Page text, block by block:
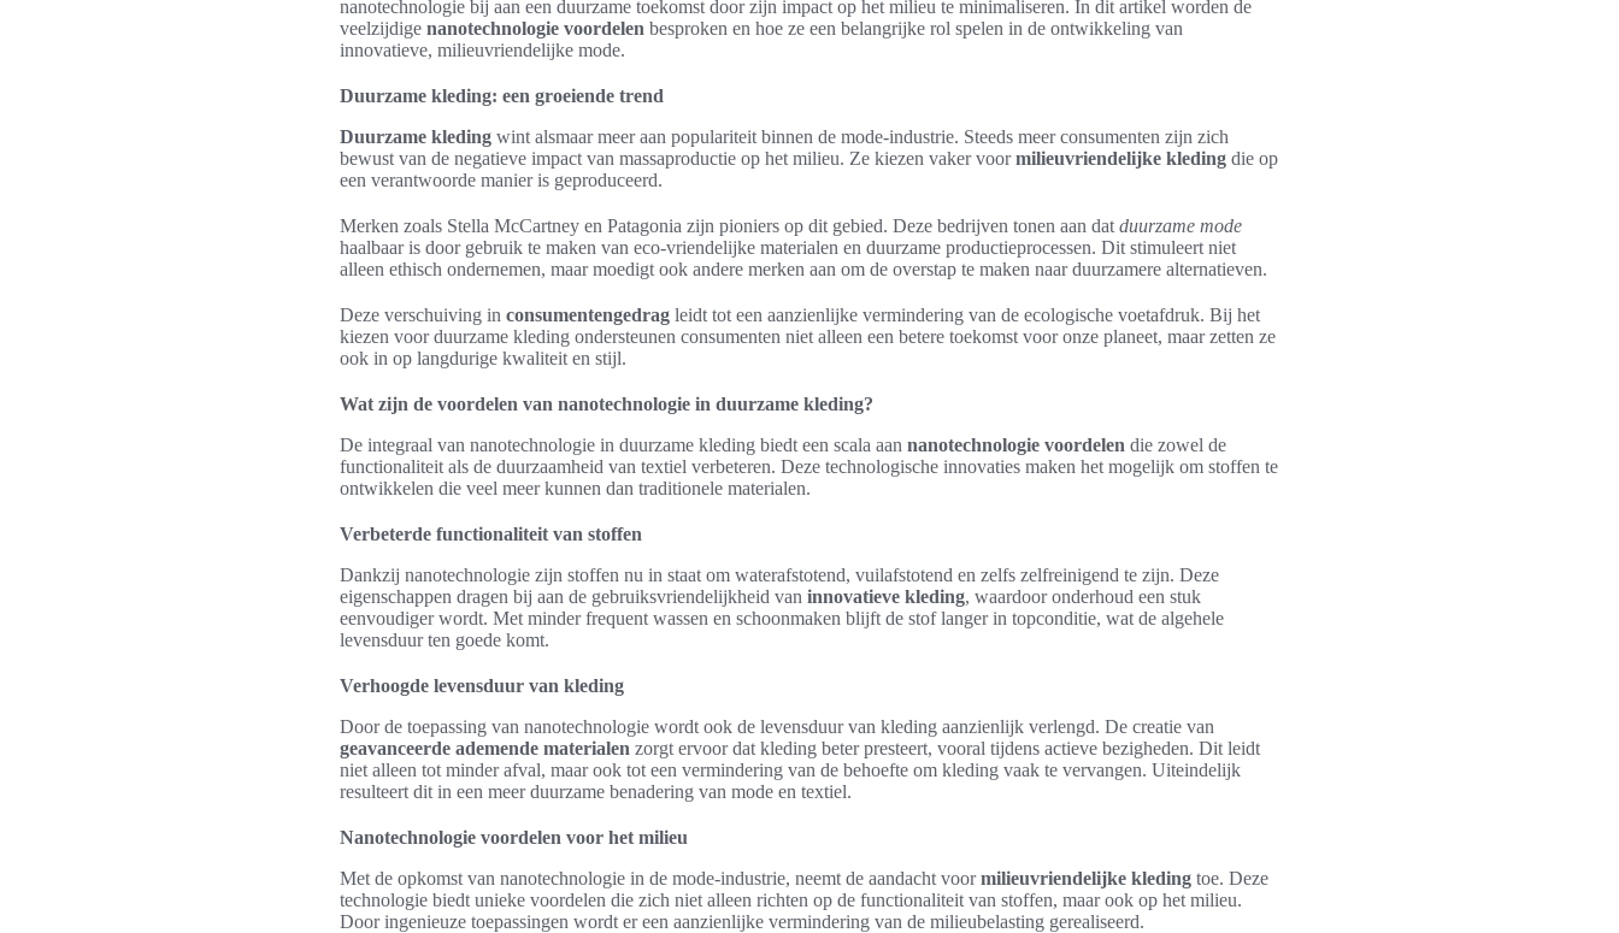
nanotechnologie bij aan een duurzame toekomst door zijn impact op het milieu te minimaliseren. In dit artikel worden de
veelzijdige nanotechnologie voordelen besproken en hoe ze een belangrijke rol spelen in de ontwikkeling van
innovatieve, milieuvriendelijke mode.
Duurzame kleding: een groeiende trend
Duurzame kleding wint alsmaar meer aan populariteit binnen de mode-industrie. Steeds meer consumenten zijn zich
bewust van de negatieve impact van massaproductie op het milieu. Ze kiezen vaker voormilieuvriendelijke kleding die op
een verantwoorde manier is geproduceerd.
Merken zoals Stella McCartney en Patagonia zijn pioniers op dit gebied. Deze bedrijven tonen aan dat duurzame mode
haalbaar is door gebruik te maken van eco-vriendelijke materialen en duurzame productieprocessen. Dit stimuleert niet
alleen ethisch ondernemen, maar moedigt ook andere merken aan om de overstap te maken naar duurzamere alternatieven.
Deze verschuiving in consumentengedrag leidt tot een aanzienlijke vermindering van de ecologische voetafdruk. Bij het
kiezen voor duurzame kleding ondersteunen consumenten niet alleen een betere toekomst voor onze planeet, maar zetten ze
ook in op langdurige kwaliteit en stijl.
Wat zijn de voordelen van nanotechnologie in duurzame kleding?
De integraal van nanotechnologie in duurzame kleding biedt een scala aan nanotechnologie voordelen die zowel de
functionaliteit als de duurzaamheid van textiel verbeteren. Deze technologische innovaties maken het mogelijk om stoffen te
ontwikkelen die veel meer kunnen dan traditionele materialen.
Verbeterde functionaliteit van stoffen
Dankzij nanotechnologie zijn stoffen nu in staat om waterafstotend, vuilafstotend en zelfs zelfreinigend te zijn. Deze
eigenschappen dragen bij aan de gebruiksvriendelijkheid van innovatieve kleding, waardoor onderhoud een stuk
eenvoudiger wordt. Met minder frequent wassen en schoonmaken blijft de stof langer in topconditie, wat de algehele
levensduur ten goede komt.
Verhoogde levensduur van kleding
Door de toepassing van nanotechnologie wordt ook de levensduur van kleding aanzienlijk verlengd. De creatie van
geavanceerde ademende materialen zorgt ervoor dat kleding beter presteert, vooral tijdens actieve bezigheden. Dit leidt
niet alleen tot minder afval, maar ook tot een vermindering van de behoefte om kleding vaak te vervangen. Uiteindelijk
resulteert dit in een meer duurzame benadering van mode en textiel.
Nanotechnologie voordelen voor het milieu
Met de opkomst van nanotechnologie in de mode-industrie, neemt de aandacht voormilieuvriendelijke kleding toe. Deze
technologie biedt unieke voordelen die zich niet alleen richten op de functionaliteit van stoffen, maar ook op het milieu.
Door ingenieuze toepassingen wordt er een aanzienlijke vermindering van de milieubelasting gerealiseerd.